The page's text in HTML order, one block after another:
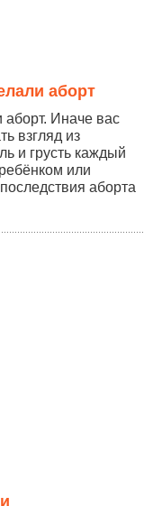
аборт
Иначе вас
взгляд из
и грусть каждый
или
аборта